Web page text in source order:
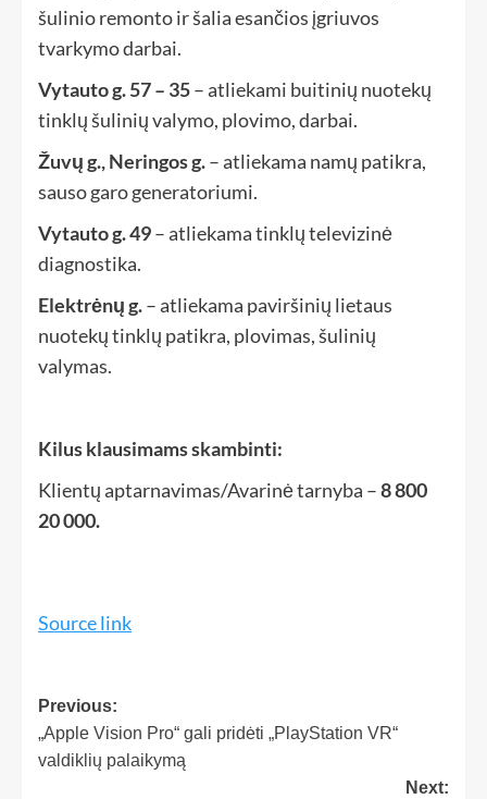
šulinio remonto ir šalia esančios įgriuvos
tvarkymo darbai.
Vytauto g. 57 – 35– atliekami buitinių nuotekų
tinklų šulinių valymo, plovimo, darbai.
Žuvų g., Neringos g.– atliekama namų patikra,
sauso garo generatoriumi.
Vytauto g. 49– atliekama tinklų televizinė
diagnostika.
Elektrėnų g.– atliekama paviršinių lietaus
nuotekų tinklų patikra, plovimas, šulinių
valymas.
Kilus klausimams skambinti:
Klientų aptarnavimas/Avarinė tarnyba –8 800
20 000.
Source link
Previous:
„Apple Vision Pro“ gali pridėti „PlayStation VR“
valdiklių palaikymą
Next: